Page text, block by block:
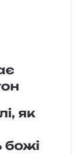
як
божі